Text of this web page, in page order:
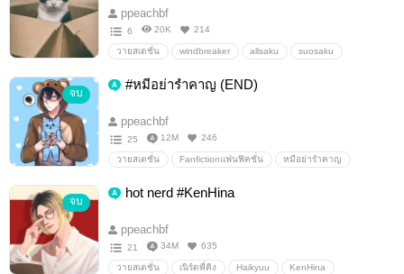
ppeachbf
6 20K 214
วายสเตชั่น windbreaker allsaku suosaku
จบ
#หมีอย่ารำคาญ (END)
ppeachbf
25 12M 246
วายสเตชั่น Fanfictionแฟนฟิคชั่น หมีอย่ารำคาญ
จบ
hot nerd #KenHina
ppeachbf
21 34M 635
วายสเตชั่น เนิร์ดพี่คิง Haikyuu KenHina